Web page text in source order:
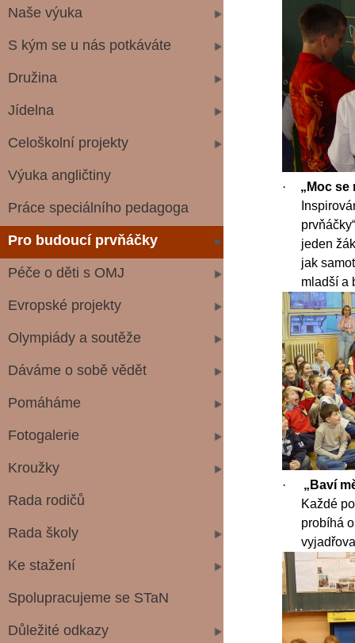
Naše výuka
S kým se u nás potkáváte
Družina
Jídelna
Celoškolní projekty
Výuka angličtiny
Práce speciálního pedagoga
Pro budoucí prvňáčky
Péče o děti s OMJ
Evropské projekty
Olympiády a soutěže
Dáváme o sobě vědět
Pomáháme
Fotogalerie
Kroužky
Rada rodičů
Rada školy
Ke stažení
Spolupracujeme se STaN
Důležité odkazy
·
„Moc se
jeden
jak
mladší a
·
„Baví
Každé
probíhá